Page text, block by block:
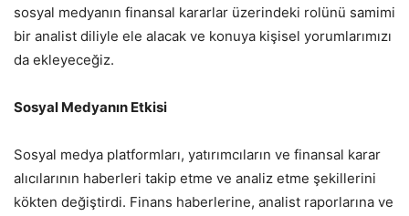
sosyal medyanın finansal kararlar üzerindeki rolünü samimi
bir analist diliyle ele alacak ve konuya kişisel yorumlarımızı
da ekleyeceğiz.
Sosyal Medyanın Etkisi
Sosyal medya platformları, yatırımcıların ve finansal karar
alıcılarının haberleri takip etme ve analiz etme şekillerini
kökten değiştirdi. Finans haberlerine, analist raporlarına ve